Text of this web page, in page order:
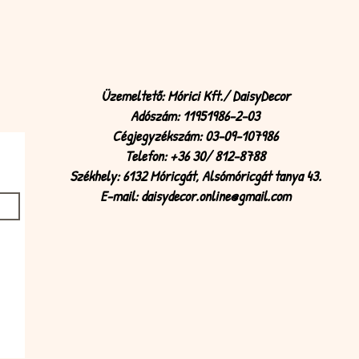
Üzemeltető: Mórici Kft./ DaisyDecor
Adószám: 11951986-2-03
Cégjegyzékszám: 03-09-107986
Telefon: +36 30/ 812-8788
Székhely: 6132 Móricgát, Alsómóricgát tanya 43.
E-mail:daisydecor.online@gmail.com